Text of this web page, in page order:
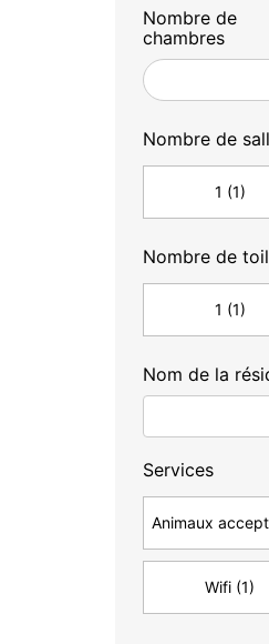
Nombre de
chambres
Nombre de
1 (1)
Nombre de
1 (1)
Nom de la
Services
Animaux
Wifi (1)